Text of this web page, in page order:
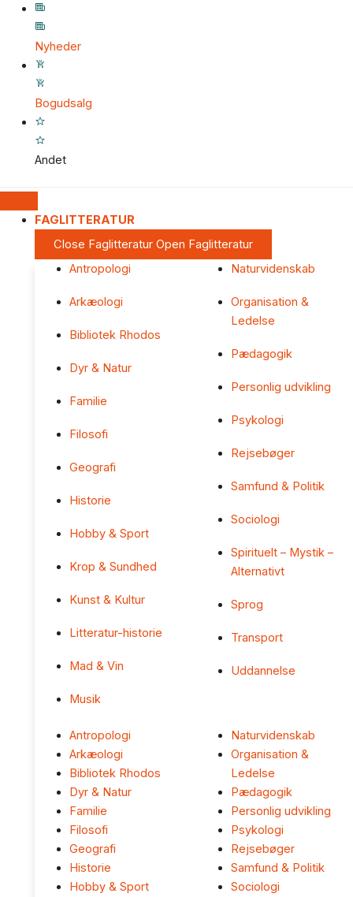
Nyheder
Bogudsalg
Andet
FAGLITTERATUR
Close Faglitteratur Open Faglitteratur
Antropologi
Arkæologi
Bibliotek Rhodos
Dyr & Natur
Familie
Filosofi
Geografi
Historie
Hobby & Sport
Krop & Sundhed
Kunst & Kultur
Litteratur-historie
Mad & Vin
Musik
Naturvidenskab
Organisation &
Ledelse
Pædagogik
Personlig udvikling
Psykologi
Rejsebøger
Samfund & Politik
Sociologi
Spirituelt – Mystik –
Alternativt
Sprog
Transport
Uddannelse
Antropologi
Arkæologi
Bibliotek Rhodos
Dyr & Natur
Familie
Filosofi
Geografi
Historie
Hobby & Sport
Naturvidenskab
Organisation &
Ledelse
Pædagogik
Personlig udvikling
Psykologi
Rejsebøger
Samfund & Politik
Sociologi